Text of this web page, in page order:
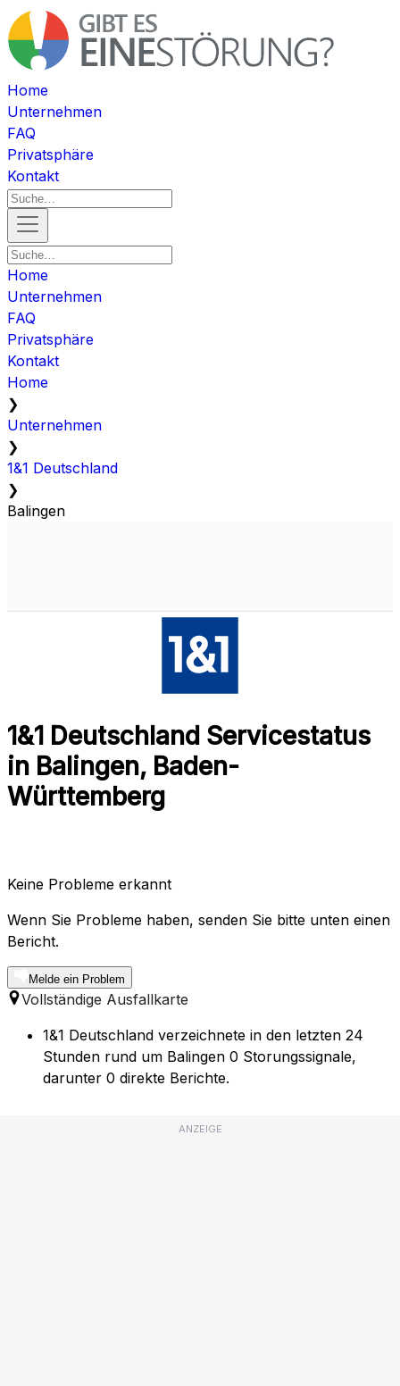
Home
Unternehmen
FAQ
Privatsphäre
Kontakt
Home
Unternehmen
FAQ
Privatsphäre
Kontakt
Home
❯
Unternehmen
❯
1&1 Deutschland
❯
Balingen
1&1 Deutschland Servicestatus
in Balingen, Baden-
Württemberg
Keine Probleme erkannt
Wenn Sie Probleme haben, senden Sie bitte unten einen
Bericht.
Melde ein Problem
Vollständige Ausfallkarte
1&1 Deutschland verzeichnete in den letzten 24
Stunden rund um Balingen 0 Storungssignale,
darunter 0 direkte Berichte.
ANZEIGE